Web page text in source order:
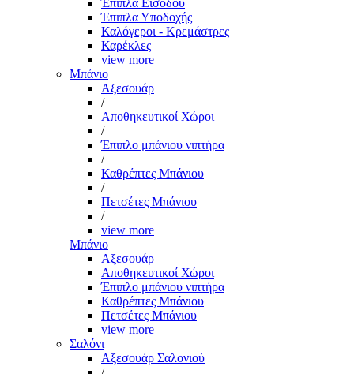
Έπιπλα Εισόδου
Έπιπλα Υποδοχής
Καλόγεροι - Κρεμάστρες
Καρέκλες
view more
Μπάνιο
Αξεσουάρ
/
Αποθηκευτικοί Χώροι
/
Έπιπλο μπάνιου νιπτήρα
/
Καθρέπτες Μπάνιου
/
Πετσέτες Μπάνιου
/
view more
Μπάνιο
Αξεσουάρ
Αποθηκευτικοί Χώροι
Έπιπλο μπάνιου νιπτήρα
Καθρέπτες Μπάνιου
Πετσέτες Μπάνιου
view more
Σαλόνι
Αξεσουάρ Σαλονιού